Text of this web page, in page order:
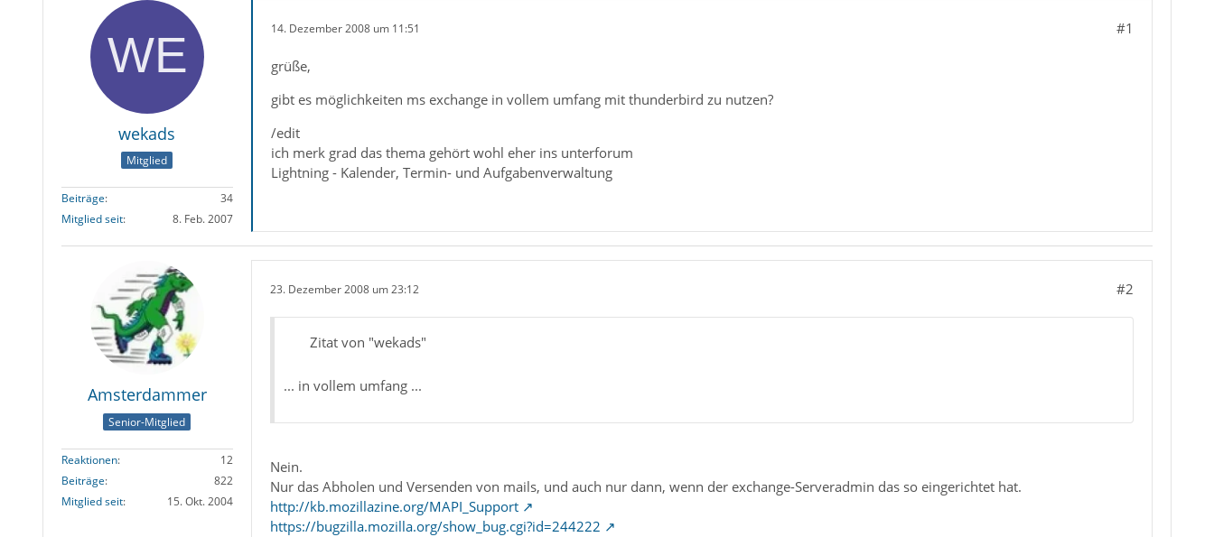
wekads
Mitglied
Beiträge
34
Mitglied seit
8. Feb. 2007
14. Dezember 2008 um 11:51 #1
grüße,
gibt es möglichkeiten ms exchange in vollem umfang mit thunderbird zu nutzen?
/edit
ich merk grad das thema gehört wohl eher ins unterforum
Lightning - Kalender, Termin- und Aufgabenverwaltung
Amsterdammer
Senior-Mitglied
Reaktionen
12
Beiträge
822
Mitglied seit
15. Okt. 2004
23. Dezember 2008 um 23:12 #2
Zitat von "wekads"
... in vollem umfang ...
Nein.
Nur das Abholen und Versenden von mails, und auch nur dann, wenn der exchange-Serveradmin das so eingerichtet hat.
http://kb.mozillazine.org/MAPI_Support
https://bugzilla.mozilla.org/show_bug.cgi?id=244222